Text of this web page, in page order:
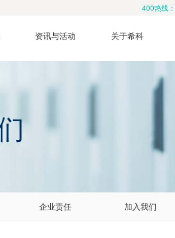
400热线：
资讯与活动 关于希科
企业责任 加入我们